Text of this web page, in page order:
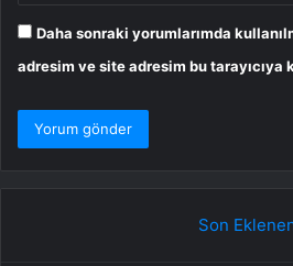
Daha sonraki yorumlarımda
adresim ve site adresim bu tarayıcıya
Son